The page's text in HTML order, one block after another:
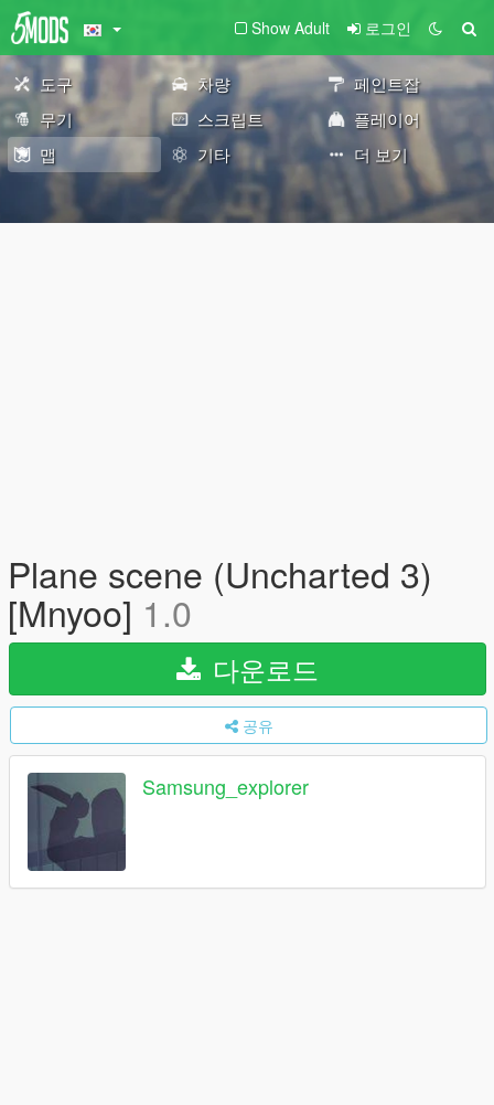
Show Adult 로그인
도구 차량
페인트잡
무기
스크립트
플레이어
맵
기타 더 보기
Plane scene (Uncharted 3)
[Mnyoo] 1.0
다운로드
공유
Samsung_explorer